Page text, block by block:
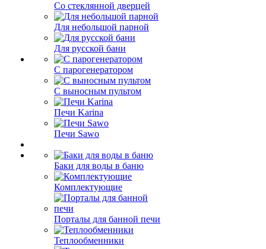
Со стеклянной дверцей
Для небольшой парной
Для русской бани
С парогенератором
С выносным пультом
Печи Karina
Печи Sawo
Баки для воды в баню
Комплектующие
Порталы для банной печи
Теплообменники